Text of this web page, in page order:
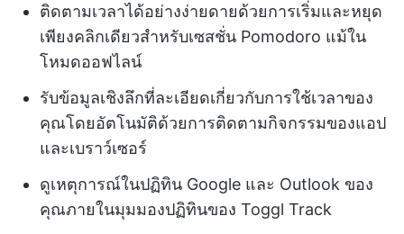
ติดตามเวลาได้อย่างง่ายดายด้วยการเริ่มและหยุด
เพียงคลิกเดียวสำหรับเซสชั่น Pomodoro แม้ใน
โหมดออฟไลน์
รับข้อมูลเชิงลึกที่ละเอียดเกี่ยวกับการใช้เวลาของ
คุณโดยอัตโนมัติด้วยการติดตามกิจกรรมของแอป
และเบราว์เซอร์
ดูเหตุการณ์ในปฏิทิน Google และ Outlook ของ
คุณภายในมุมมองปฏิทินของ Toggl Track